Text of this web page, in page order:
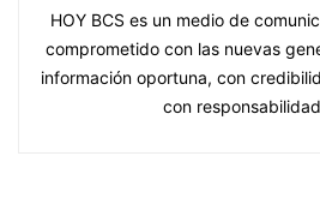
HOY BCS es un medio de
comprometido con las nuevas
información oportuna, con
con